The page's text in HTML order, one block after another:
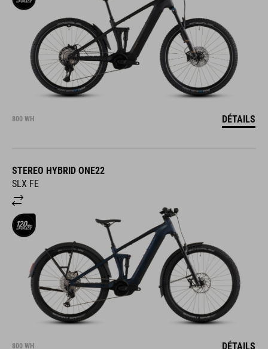
800 WH DÉTAILS
STEREO HYBRID ONE22
SLX FE
800 WH DÉTAILS